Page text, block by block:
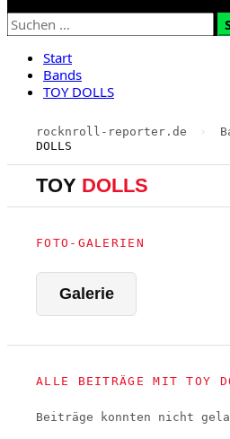
Suchen
nach:
Start
Bands
TOY DOLLS
rocknroll-reporter.de ›
DOLLS
TOY DOLLS
FOTO-GALERIEN
Galerie
ALLE BEITRÄGE MIT TOY
Beiträge konnten nicht